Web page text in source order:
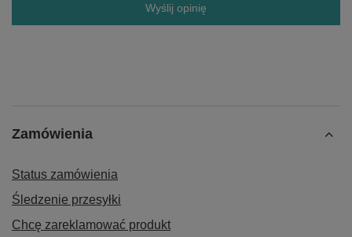
Wyślij opinię
Zamówienia
Status zamówienia
Śledzenie przesyłki
Chcę zareklamować produkt